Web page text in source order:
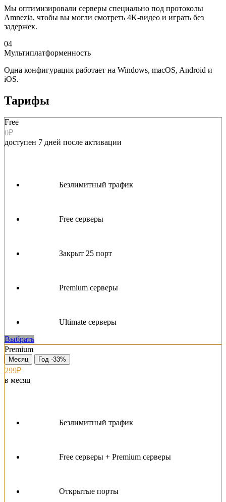
Мы оптимизировали серверы специально под протоколы
Amnezia, чтобы вы могли смотреть 4K-видео и играть без
задержек.
04
Мультиплатформенность
Одна конфигурация работает на Windows, macOS, Android и
iOS.
Тарифы
Free
0₽
доступен 7 дней после активации
Безлимитный трафик
Free серверы
Закрыт 25 порт
Premium серверы
Ultimate серверы
Выбрать
Premium
Месяц Год -33%
299₽
в месяц
Безлимитный трафик
Free серверы + Premium серверы
Открытые порты